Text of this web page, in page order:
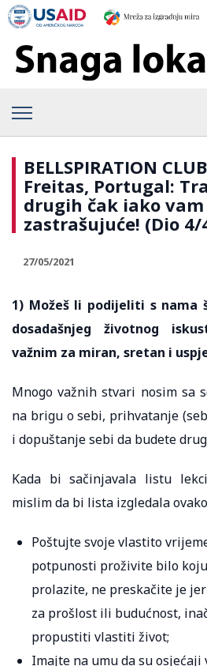
BELLSPIRATION
Freitas, Portugal:
drugih čak iako
zastrašujuće! (Dio 4/
27/05/2021
1) Možeš li podijeliti s nama
dosadašnjeg životnog
važnim za miran, sretan i
Mnogo važnih stvari nosim sa
na brigu o sebi, prihvatanje
i dopuštanje sebi da budete
Kada bi sačinjavala listu
mislim da bi lista izgledala
Poštujte svoje vlastito
potpunosti proživite bilo
prolazite, ne preskačite je
za prošlost ili budućnost,
propustiti vlastiti život;
Imajte na umu da su